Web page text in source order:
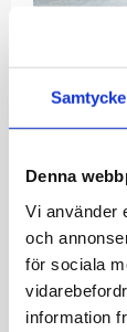
Samtycke
Denna
Vi använder
och
för sociala
information
historia
tillverka
14.00